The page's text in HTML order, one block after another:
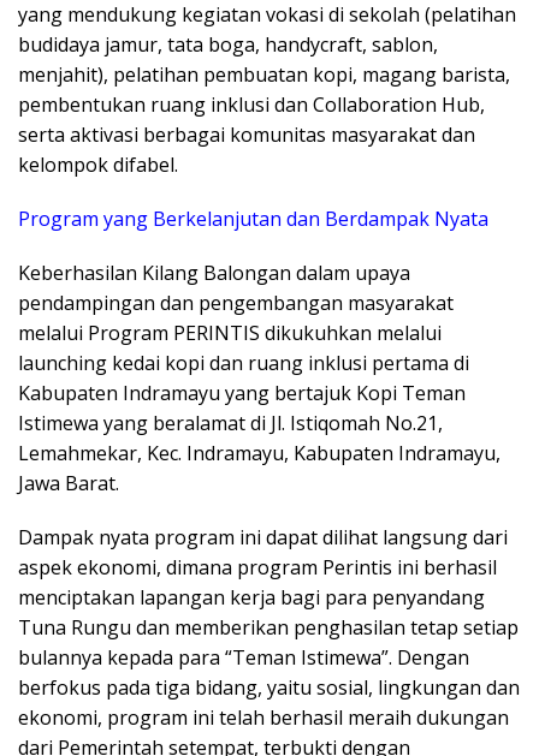
yang mendukung kegiatan vokasi di sekolah (pelatihan
budidaya jamur, tata boga, handycraft, sablon,
menjahit), pelatihan pembuatan kopi, magang barista,
pembentukan ruang inklusi dan Collaboration Hub,
serta aktivasi berbagai komunitas masyarakat dan
kelompok difabel.
Program yang Berkelanjutan dan Berdampak Nyata
Keberhasilan Kilang Balongan dalam upaya
pendampingan dan pengembangan masyarakat
melalui Program PERINTIS dikukuhkan melalui
launching kedai kopi dan ruang inklusi pertama di
Kabupaten Indramayu yang bertajuk Kopi Teman
Istimewa yang beralamat di Jl. Istiqomah No.21,
Lemahmekar, Kec. Indramayu, Kabupaten Indramayu,
Jawa Barat.
Dampak nyata program ini dapat dilihat langsung dari
aspek ekonomi, dimana program Perintis ini berhasil
menciptakan lapangan kerja bagi para penyandang
Tuna Rungu dan memberikan penghasilan tetap setiap
bulannya kepada para “Teman Istimewa”. Dengan
berfokus pada tiga bidang, yaitu sosial, lingkungan dan
ekonomi, program ini telah berhasil meraih dukungan
dari Pemerintah setempat, terbukti dengan